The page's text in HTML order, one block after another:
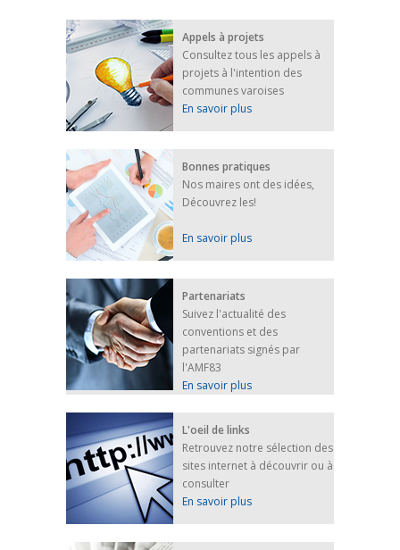
25 avril 2022
Afin d’accompagner au mieux les réfugiés
ukrainiens arrivés en France,...
FEUILLETER
Appels à projets
Consultez tous les appels à
projets à l'intention des
communes varoises
En savoir plus
Bonnes pratiques
Nos maires ont des idées,
Découvrez les!
En savoir plus
Partenariats
Suivez l'actualité des
conventions et des
partenariats signés par
l'AMF83
En savoir plus
L'oeil de links
Retrouvez notre sélection des
sites internet à découvrir ou à
consulter
En savoir plus